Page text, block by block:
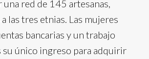
red de 145 artesanas,
las tres etnias. Las mujeres
bancarias y un trabajo
su único ingreso para adquirir